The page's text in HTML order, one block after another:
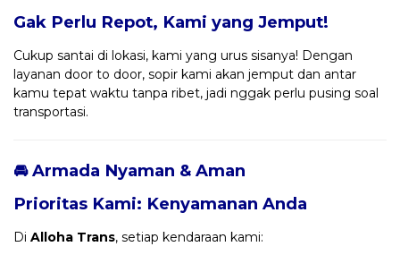
Gak Perlu Repot, Kami yang Jemput!
Cukup santai di lokasi, kami yang urus sisanya! Dengan
layanan door to door, sopir kami akan jemput dan antar
kamu tepat waktu tanpa ribet, jadi nggak perlu pusing soal
transportasi.
🚘 Armada Nyaman & Aman
Prioritas Kami: Kenyamanan Anda
Di Alloha Trans, setiap kendaraan kami: